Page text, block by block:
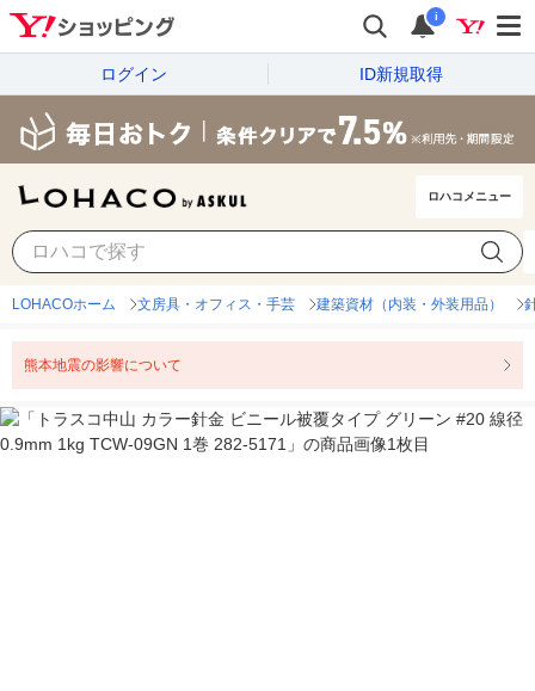
i
ログイン ID新規取得
ロハコメニュー
LOHACOホーム 文房具・オフィス・手芸 建築資材（内装・外装用品）
熊本地震の影響について